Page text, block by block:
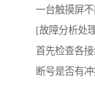
一台触摸屏
[故障分析处
首先检查各
断号是否有